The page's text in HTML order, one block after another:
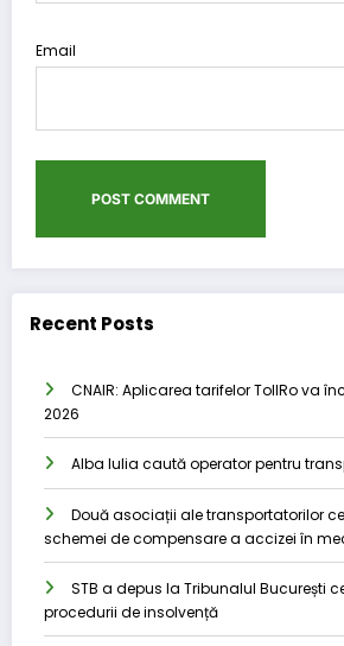
Email
Recent Posts
CNAIR: Aplicarea tarifelor TollRo va
2026
Alba Iulia caută operator pentru
Două asociații ale transportatorilor
schemei de compensare a accizei în
STB a depus la Tribunalul București
procedurii de insolvență